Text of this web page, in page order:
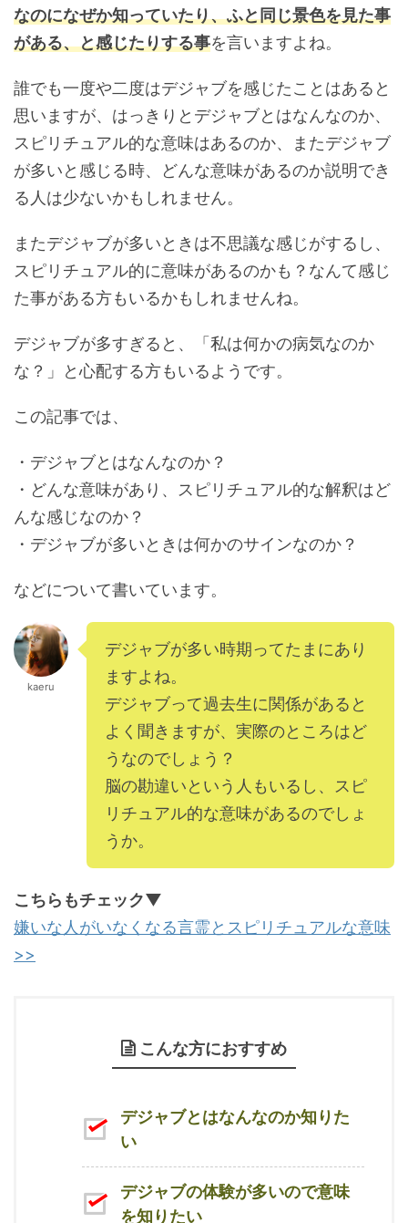
なのになぜか知っていたり、ふと同じ景色を見た事
がある、と感じたりする事を言いますよね。
誰でも一度や二度はデジャブを感じたことはあると
思いますが、はっきりとデジャブとはなんなのか、
スピリチュアル的な意味はあるのか、またデジャブ
が多いと感じる時、どんな意味があるのか説明でき
る人は少ないかもしれません。
またデジャブが多いときは不思議な感じがするし、
スピリチュアル的に意味があるのかも？なんて感じ
た事がある方もいるかもしれませんね。
デジャブが多すぎると、「私は何かの病気なのか
な？」と心配する方もいるようです。
この記事では、
・デジャブとはなんなのか？
・どんな意味があり、スピリチュアル的な解釈はど
んな感じなのか？
・デジャブが多いときは何かのサインなのか？
などについて書いています。
kaeru
デジャブが多い時期ってたまにあり
ますよね。
デジャブって過去生に関係があると
よく聞きますが、実際のところはど
うなのでしょう？
脳の勘違いという人もいるし、スピ
リチュアル的な意味があるのでしょ
うか。
こちらもチェック▼
嫌いな人がいなくなる言霊とスピリチュアルな意味
>>
こんな方におすすめ
デジャブとはなんなのか知りた
い
デジャブの体験が多いので意味
を知りたい